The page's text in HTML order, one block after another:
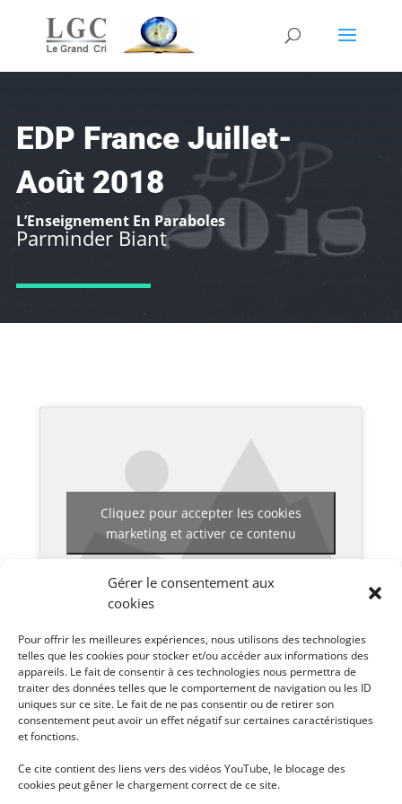
Gérer le consentement aux
cookies
Pour offrir les meilleures expériences, nous utilisons des technologies
telles que les cookies pour stocker et/ou accéder aux informations des
appareils. Le fait de consentir à ces technologies nous permettra de
traiter des données telles que le comportement de navigation ou les ID
uniques sur ce site. Le fait de ne pas consentir ou de retirer son
consentement peut avoir un effet négatif sur certaines caractéristiques
et fonctions.
Ce cite contient des liens vers des vidéos YouTube, le blocage des
cookies peut gêner le chargement correct de ce site.
EDP France Juillet-
Août 2018
L’Enseignement En Paraboles
Parminder Biant
Cliquez pour accepter les cookies
marketing et activer ce contenu
Pour voir les différentes vidéos disponibles pour ce
séminaire, cliquez en haut à droite sur
.